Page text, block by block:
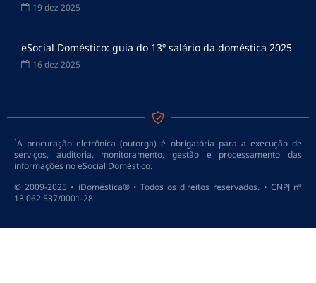
19 dez 2025
eSocial Doméstico: guia do 13º salário da doméstica 2025
16 dez 2025
¹A procuração eletrônica (outorga) é obrigatória para a execução de
serviços, auditoria, monitoramento, gestão e processamento das
informações no eSocial Doméstico.
© 2009-2025 • iDoméstica® • Todos os direitos reservados. • CNPJ nº
13.062.537/0001-28